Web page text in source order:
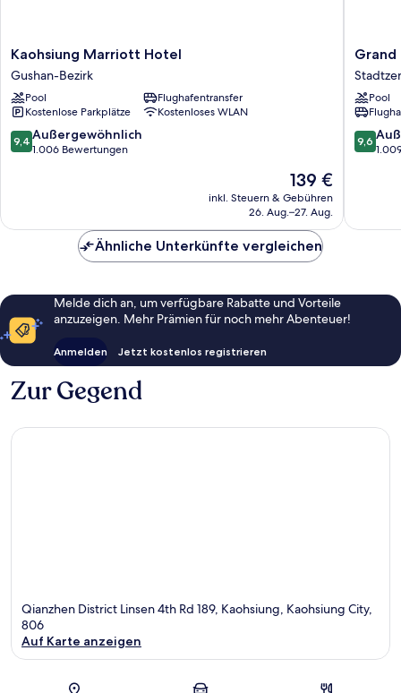
Kaohsiung
Marriott
Hotel
Gushan-
Bezirk
Kaohsiung Marriott Hotel
Gushan-Bezirk
Pool
Flughafentransfer
Kostenlose Parkplätze
Kostenloses WLAN
9.4
von
9,4 Außergewöhnlich
1.006 Bewertungen
Der
Preis
beträgt
139 €
inkl. Steuern & Gebühren
26. Aug.–27. Aug.
Grand
Hi
Lai
Hotel
von
Grand
Pool
9.6
von
9,6
Ähnliche Unterkünfte vergleichen
Melde dich an, um verfügbare Rabatte und Vorteile
anzuzeigen. Mehr Prämien für noch mehr Abenteuer!
Anmelden Jetzt kostenlos registrieren
Zur Gegend
Qianzhen District Linsen 4th Rd 189, Kaohsiung, Kaohsiung City,
806
Auf Karte anzeigen